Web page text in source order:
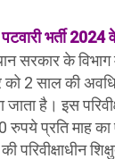
भर्ती 2024
सरकार के
को 2 साल की
है। इस
रुपये प्रति माह का
परिवीक्षाधीन